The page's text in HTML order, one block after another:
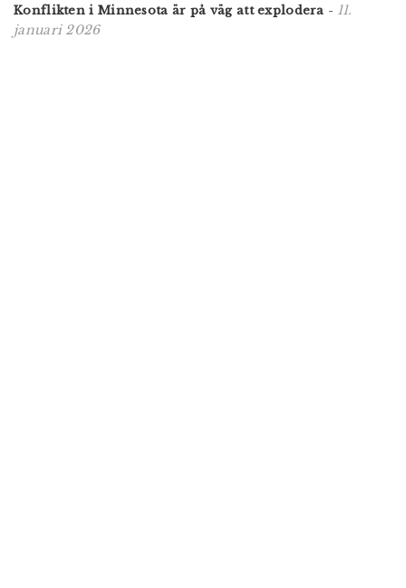
Konflikten i Minnesota är på väg att explodera - 11.
januari 2026